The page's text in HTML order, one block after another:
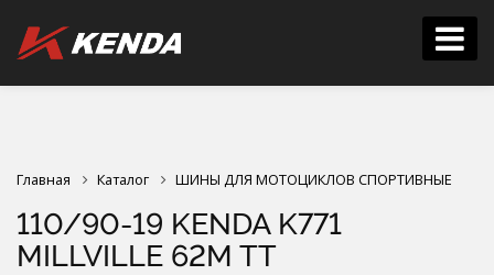
Главная Каталог ШИНЫ ДЛЯ МОТОЦИКЛОВ СПОРТИВНЫЕ
110/90-19 KENDA K771
MILLVILLE 62M TT